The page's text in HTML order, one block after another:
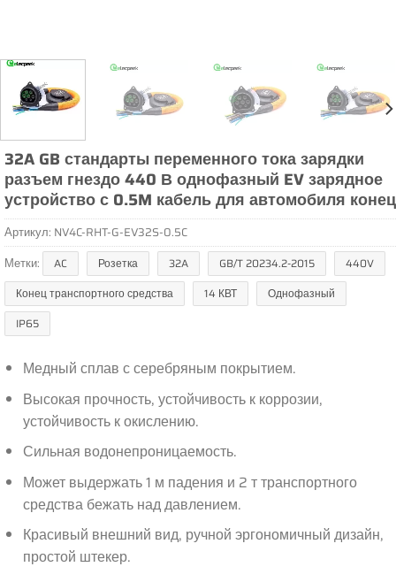
32A GB стандарты переменного тока зарядки
разъем гнездо 440 В однофазный EV зарядное
устройство с 0.5M кабель для автомобиля конец
Артикул: NV4C-RHT-G-EV32S-0.5C
Метки:
AC Розетка 32A GB/T 20234.2-2015
440V
Конец транспортного средства
14 КВТ
Однофазный
IP65
Медный сплав с серебряным покрытием.
Высокая прочность, устойчивость к коррозии,
устойчивость к окислению.
Сильная водонепроницаемость.
Может выдержать 1 м падения и 2 т транспортного
средства бежать над давлением.
Красивый внешний вид, ручной эргономичный дизайн,
простой штекер.